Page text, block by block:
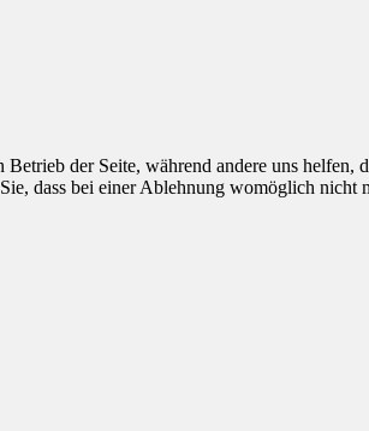
der Seite, während andere uns
dass bei einer Ablehnung womöglich